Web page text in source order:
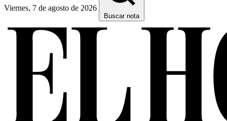
Viernes, 7 de agosto de 2026
Buscar nota